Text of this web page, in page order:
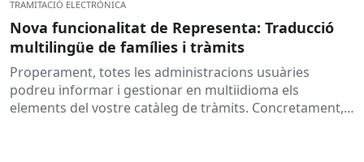
TRAMITACIÓ ELECTRÒNICA
Nova funcionalitat de Representa: Traducció
multilingüe de famílies i tràmits
Properament, totes les administracions usuàries
podreu informar i gestionar en multiidioma els
elements del vostre catàleg de tràmits. Concretament,